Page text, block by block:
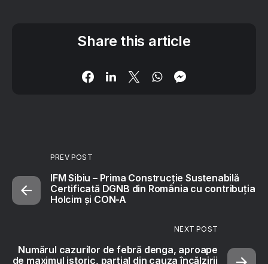
Share this article
PREV POST
IFM Sibiu – Prima Construcție Sustenabilă
Certificată DGNB din România cu contribuția
Holcim și CON-A
NEXT POST
Numărul cazurilor de febră denga, aproape
de maximul istoric, parțial din cauza încălzirii